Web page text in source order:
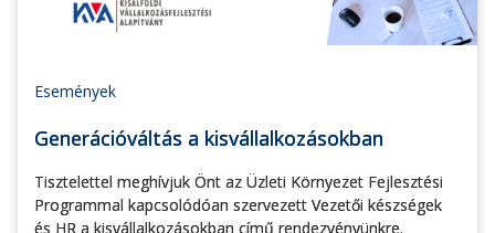
Események
Generációváltás a kisvállalkozásokban
Tisztelettel meghívjuk Önt az Üzleti Környezet Fejlesztési
Programmal kapcsolódóan szervezett Vezetői készségek
és HR a kisvállalkozásokban című rendezvényünkre.